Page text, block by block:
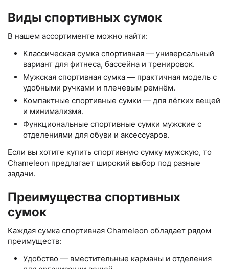
Виды спортивных сумок
В нашем ассортименте можно найти:
Классическая сумка спортивная — универсальный
вариант для фитнеса, бассейна и тренировок.
Мужская спортивная сумка — практичная модель с
удобными ручками и плечевым ремнём.
Компактные спортивные сумки — для лёгких вещей
и минимализма.
Функциональные спортивные сумки мужские с
отделениями для обуви и аксессуаров.
Если вы хотите купить спортивную сумку мужскую, то
Chameleon предлагает широкий выбор под разные
задачи.
Преимущества спортивных
сумок
Каждая сумка спортивная Chameleon обладает рядом
преимуществ:
Удобство — вместительные карманы и отделения